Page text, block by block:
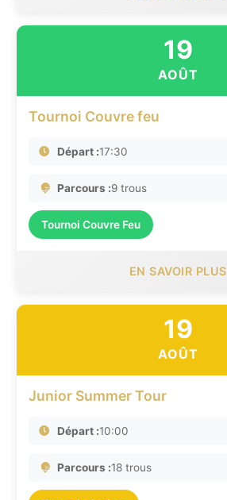
19
AOÛT
Tournoi Couvre feu
Départ :17:30
Parcours :9 trous
Tournoi Couvre Feu
EN SAVOIR PLUS
19
AOÛT
Junior Summer Tour
Départ :10:00
Parcours :18 trous